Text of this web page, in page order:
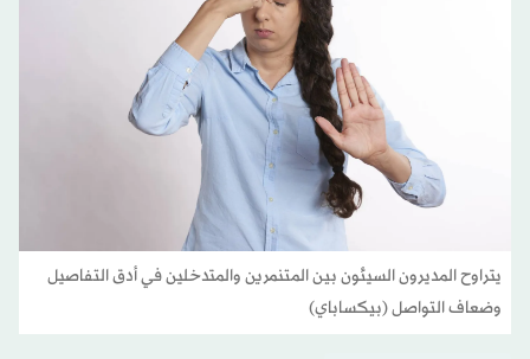
يتراوح المديرون السيئون بين المتنمرين والمتدخلين في أدق التفاصيل
وضعاف التواصل (بيكساباي)